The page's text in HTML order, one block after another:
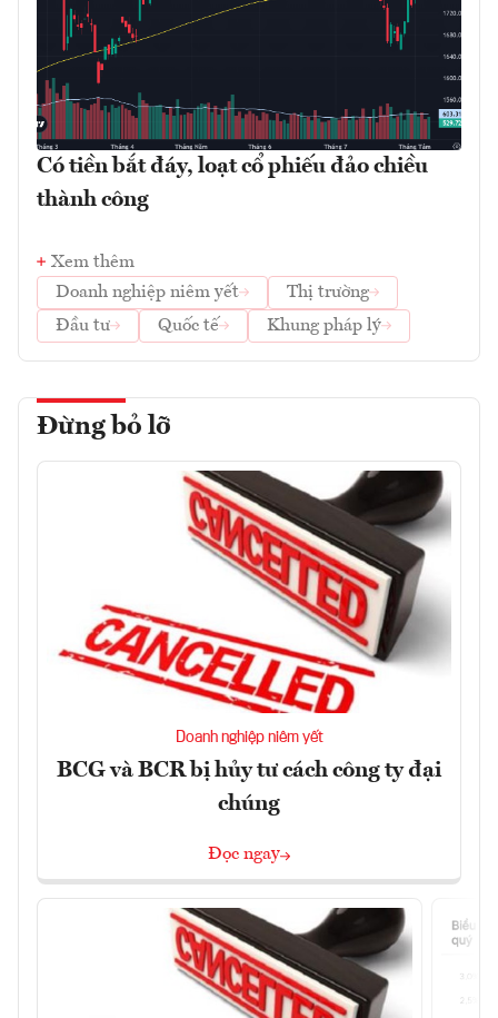
Có tiền bắt đáy, loạt cổ phiếu đảo chiều
thành công
Xem thêm
Doanh nghiệp niêm yết
Thị trường
Đầu tư
Quốc tế Khung pháp lý
Đừng bỏ lỡ
Doanh nghiệp niêm yết
BCG và BCR bị hủy tư cách công ty đại
chúng
Đọc ngay